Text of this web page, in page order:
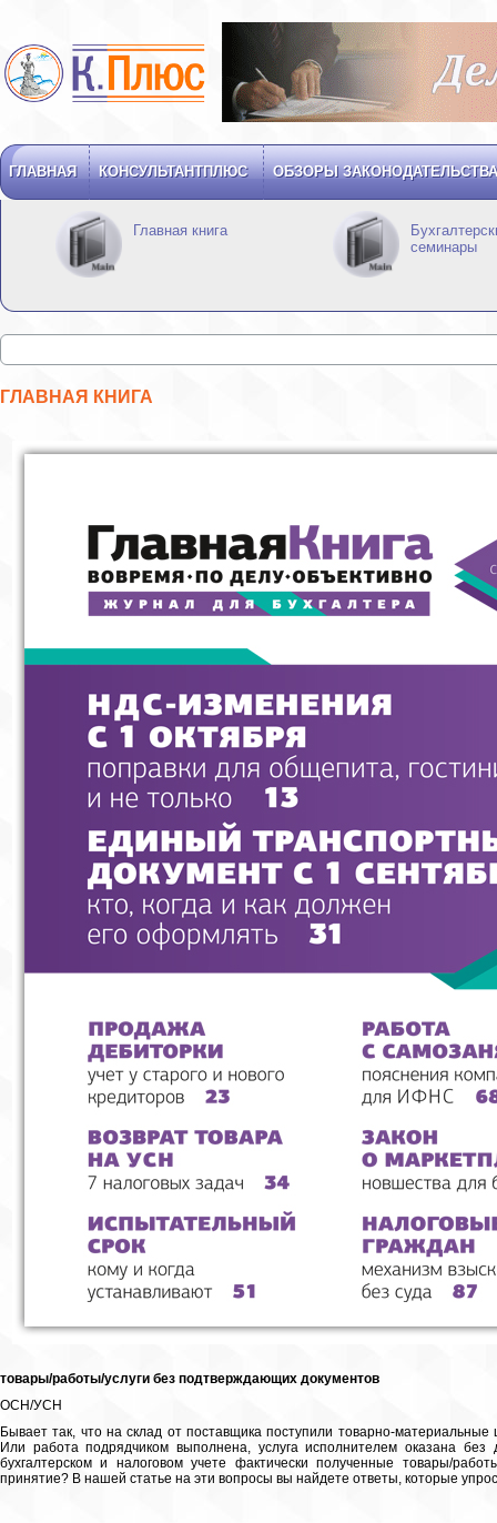
ГЛАВНАЯ КОНСУЛЬТАНТПЛЮС ОБЗОРЫ ЗАКОНОДАТЕЛЬСТВА
Главная книга
семинары
ГЛАВНАЯ КНИГА
товары/работы/услуги без подтверждающих документов
ОСН/УСН
Бывает так, что на склад от поставщика поступили товарно-
Или работа подрядчиком выполнена, услуга исполнителем оказана
бухгалтерском и налоговом учете фактически полученные товары/
принятие? В нашей статье на эти вопросы вы найдете ответы, которые